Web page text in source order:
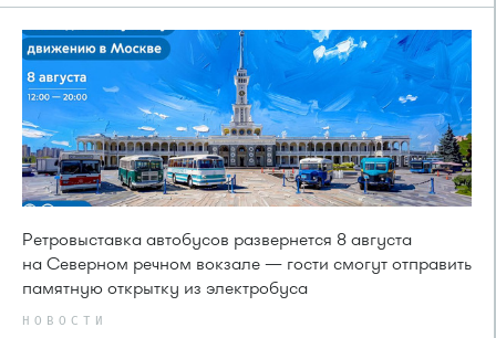
Ретровыставка автобусов развернется 8 августа
на Северном речном вокзале — гости смогут отправить
памятную открытку из электробуса
НОВОСТИ